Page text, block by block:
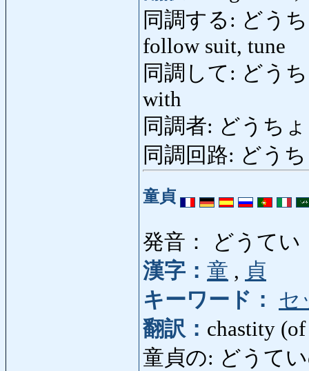
同調する: どう
follow suit, tune
同調して: どう
with
同調者: どうち
同調回路: どう
童貞
発音： どうてい
漢字： 童 , 貞
キーワード：
セ
翻訳： chastity
童貞の: どうて